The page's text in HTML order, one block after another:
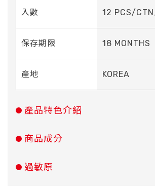
入數 12 PCS/
保存期限 18 MONTHS
產地 KOREA
產品特色介紹
商品成分
過敏原